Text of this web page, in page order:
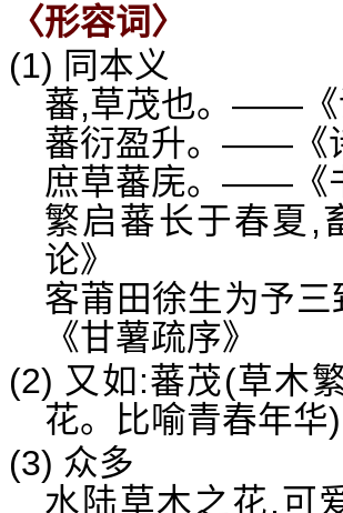
〈形容词〉
(1) 同本义
蕃,草茂也。——《
蕃衍盈升。——《
庶草蕃庑。——《
繁启蕃长于春夏
论》
客莆田徐生为予
《甘薯疏序》
(2) 又如:蕃茂(草木
花。比喻青春年华)
(3) 众多
水陆草木之花,可